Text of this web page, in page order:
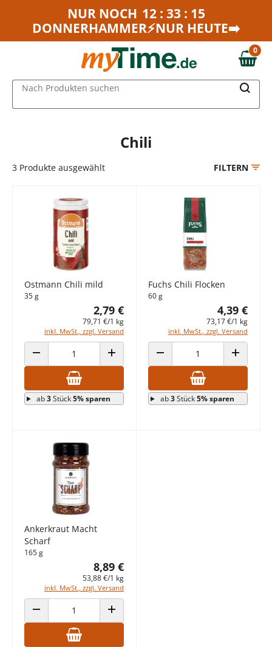
Zum Hauptinhalt springen
Zur Navigation springen
NUR NOCH 12 : 33 : 15
DONNERHAMMER⚡NUR HEUTE➡️
0,00 €
0
Nach Produkten suchen
Chili
3 Produkte ausgewählt FILTERN
Ostmann Chili mild
35 g
2,79 €
79,71 €/1 kg
inkl. MwSt., zzgl. Versand
ANZAHL VERRINGERN ANZAHL ERHÖHEN
ab3Stück5% sparen
Fuchs Chili Flocken
60 g
4,39 €
73,17 €/1 kg
inkl. MwSt., zzgl. Versand
ANZAHL VERRINGERN ANZAHL
ab3Stück5% sparen
Ankerkraut Macht
Scharf
165 g
8,89 €
53,88 €/1 kg
inkl. MwSt., zzgl. Versand
ANZAHL VERRINGERN ANZAHL ERHÖHEN